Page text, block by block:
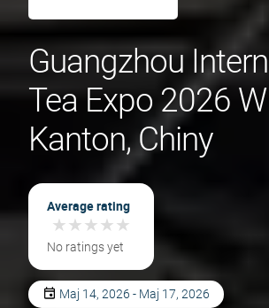
Guangzhou
Tea Expo 2026 W
Kanton, Chiny
Average rating
★★★★★
★★★★★
No ratings yet
Maj 14, 2026 - Maj 17, 2026